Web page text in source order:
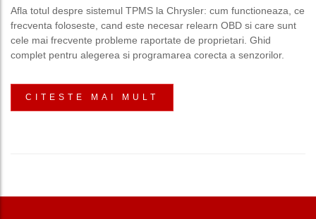
Afla totul despre sistemul TPMS la Chrysler: cum functioneaza, ce
frecventa foloseste, cand este necesar relearn OBD si care sunt
cele mai frecvente probleme raportate de proprietari. Ghid
complet pentru alegerea si programarea corecta a senzorilor.
CITESTE MAI MULT